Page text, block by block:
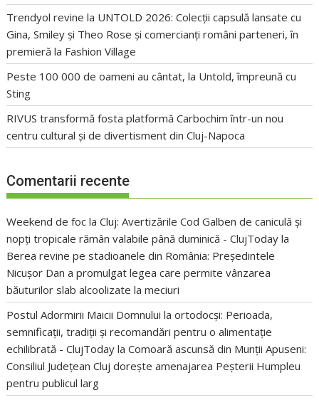
Trendyol revine la UNTOLD 2026: Colecții capsulă lansate cu
Gina, Smiley și Theo Rose și comercianți români parteneri, în
premieră la Fashion Village
Peste 100 000 de oameni au cântat, la Untold, împreună cu
Sting
RIVUS transformă fosta platformă Carbochim într-un nou
centru cultural și de divertisment din Cluj-Napoca
Comentarii recente
Weekend de foc la Cluj: Avertizările Cod Galben de caniculă și
nopți tropicale rămân valabile până duminică - ClujToday la
Berea revine pe stadioanele din România: Președintele
Nicușor Dan a promulgat legea care permite vânzarea
băuturilor slab alcoolizate la meciuri
Postul Adormirii Maicii Domnului la ortodocși: Perioada,
semnificații, tradiții și recomandări pentru o alimentație
echilibrată - ClujToday laComoară ascunsă din Munții Apuseni:
Consiliul Județean Cluj dorește amenajarea Peșterii Humpleu
pentru publicul larg